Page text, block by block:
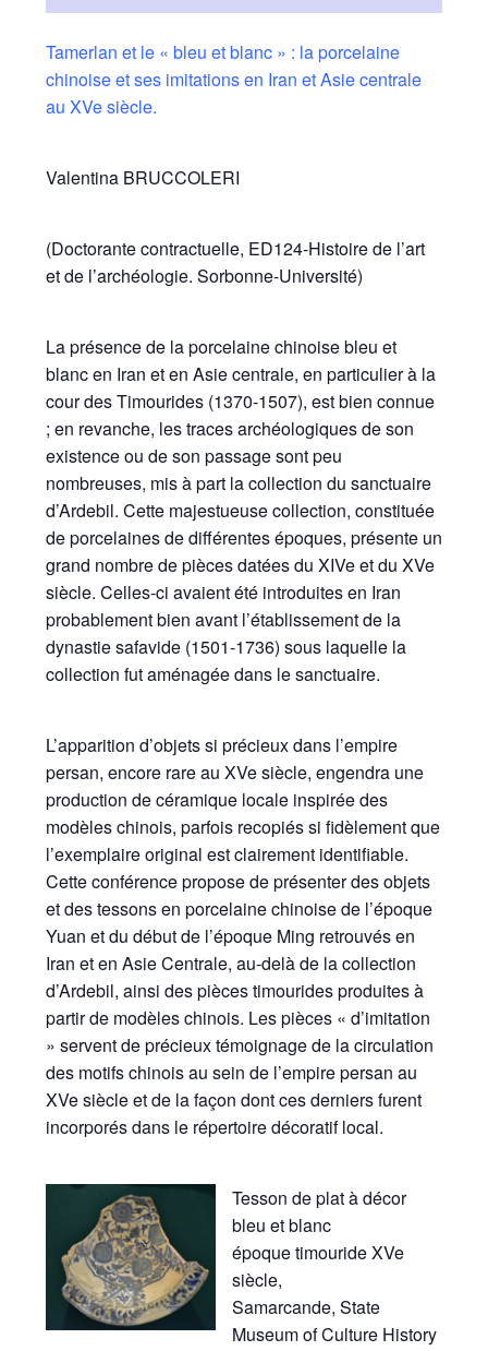
Tamerlan et le « bleu et blanc » : la porcelaine
chinoise et ses imitations en Iran et Asie centrale
au XVe siècle.
Valentina BRUCCOLERI
(Doctorante contractuelle, ED124-Histoire de l’art
et de l’archéologie. Sorbonne-Université)
La présence de la porcelaine chinoise bleu et
blanc en Iran et en Asie centrale, en particulier à la
cour des Timourides (1370-1507), est bien connue
; en revanche, les traces archéologiques de son
existence ou de son passage sont peu
nombreuses, mis à part la collection du sanctuaire
d’Ardebil. Cette majestueuse collection, constituée
de porcelaines de différentes époques, présente un
grand nombre de pièces datées du XIVe et du XVe
siècle. Celles-ci avaient été introduites en Iran
probablement bien avant l’établissement de la
dynastie safavide (1501-1736) sous laquelle la
collection fut aménagée dans le sanctuaire.
L’apparition d’objets si précieux dans l’empire
persan, encore rare au XVe siècle, engendra une
production de céramique locale inspirée des
modèles chinois, parfois recopiés si fidèlement que
l’exemplaire original est clairement identifiable.
Cette conférence propose de présenter des objets
et des tessons en porcelaine chinoise de l’époque
Yuan et du début de l’époque Ming retrouvés en
Iran et en Asie Centrale, au-delà de la collection
d’Ardebil, ainsi des pièces timourides produites à
partir de modèles chinois. Les pièces « d’imitation
» servent de précieux témoignage de la circulation
des motifs chinois au sein de l’empire persan au
XVe siècle et de la façon dont ces derniers furent
incorporés dans le répertoire décoratif local.
Tesson de plat à décor
bleu et blanc
époque timouride XVe
siècle,
Samarcande, State
Museum of Culture History